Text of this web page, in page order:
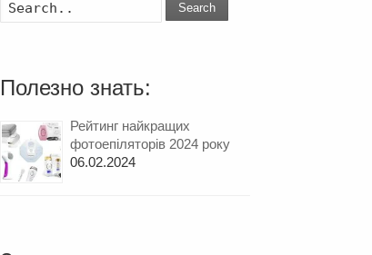
Search
Полезно знать:
Рейтинг найкращих
фотоепіляторів 2024 року
06.02.2024